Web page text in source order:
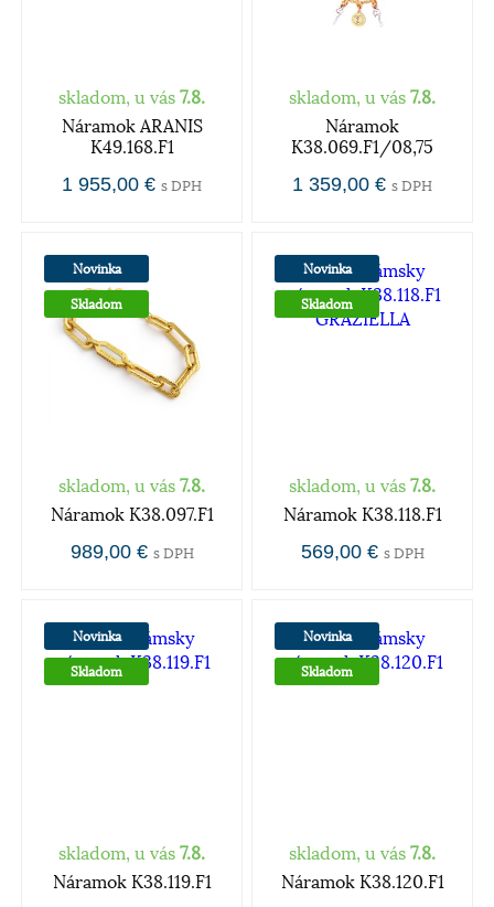
skladom, u vás 7.8.
Náramok ARANIS
K49.168.F1
1 955,00 € s DPH
skladom, u vás 7.8.
Náramok
K38.069.F1/08,75
1 359,00 € s DPH
Novinka
Skladom
skladom, u vás 7.8.
Náramok K38.097.F1
989,00 € s DPH
Novinka
Skladom
skladom, u vás 7.8.
Náramok K38.118.F1
569,00 € s DPH
Novinka
Skladom
skladom, u vás 7.8.
Náramok K38.119.F1
Novinka
Skladom
skladom, u vás 7.8.
Náramok K38.120.F1